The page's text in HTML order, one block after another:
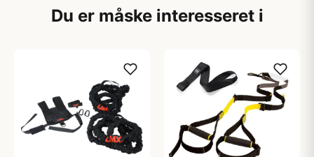
Du er måske interesseret i